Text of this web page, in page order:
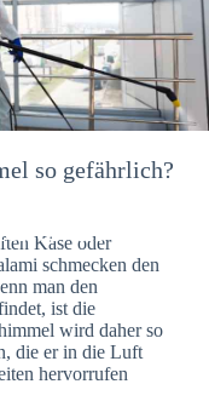
an
so gefährlich?
Käse oder
schmecken den
man den
ist die
wird daher so
die er in die Luft
hervorrufen